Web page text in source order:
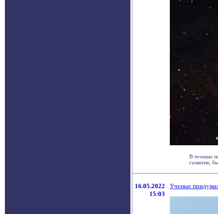
В течение
галактик,
16.05.2022
15:03
Ученые